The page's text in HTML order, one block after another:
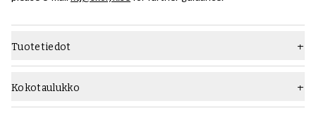
Tuotetiedot
Kokotaulukko